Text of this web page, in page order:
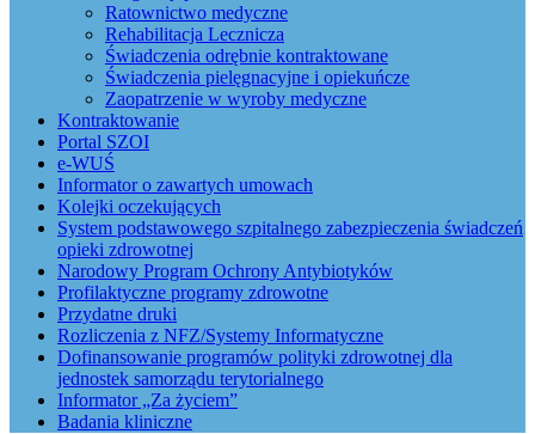
Ratownictwo medyczne
Rehabilitacja Lecznicza
Świadczenia odrębnie kontraktowane
Świadczenia pielęgnacyjne i opiekuńcze
Zaopatrzenie w wyroby medyczne
Kontraktowanie
Portal SZOI
e-WUŚ
Informator o zawartych umowach
Kolejki oczekujących
System podstawowego szpitalnego zabezpieczenia świadczeń
opieki zdrowotnej
Narodowy Program Ochrony Antybiotyków
Profilaktyczne programy zdrowotne
Przydatne druki
Rozliczenia z NFZ/Systemy Informatyczne
Dofinansowanie programów polityki zdrowotnej dla
jednostek samorządu terytorialnego
Informator „Za życiem”
Badania kliniczne